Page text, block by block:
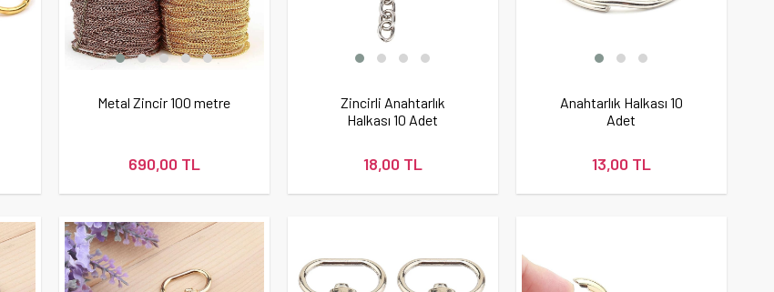
Metal Zincir 100 metre
690,00 TL
Zincirli Anahtarlık
Halkası 10 Adet
18,00 TL
Anahtarlık Halkası 10
Adet
13,00 TL